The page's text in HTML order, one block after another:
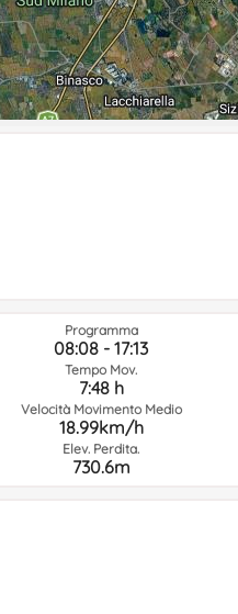
Programma
08:08 - 17:13
Tempo Mov.
7:48 h
Velocità Movimento Medio
18.99km/h
Elev. Perdita.
730.6m